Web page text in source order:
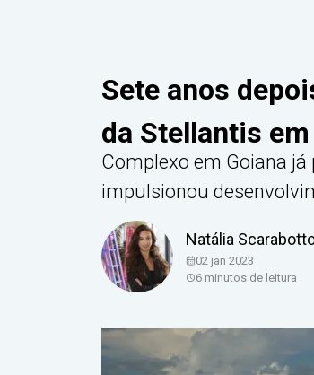
Sete anos
da Stellantis
Complexo em Goiana
impulsionou
Natália
02 jan 2023
6 minutos de leitura